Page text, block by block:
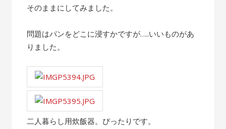
そのままにしてみました。
問題はパンをどこに浸すかですが…..いいものがあ
りました。
二人暮らし用炊飯器。ぴったりです。